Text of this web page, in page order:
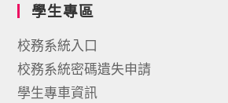
學生專區
校務系統入口
校務系統密碼遺失申請
學生專車資訊